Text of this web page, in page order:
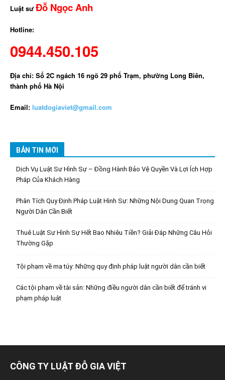
Luật sưĐỗ Ngọc Anh
Hotline:
0944.450.105
Địa chỉ: Số 2C ngách 16 ngõ 29 phố Trạm, phường Long Biên,
thành phố Hà Nội
Email: luatdogiaviet@gmail.com
BẢN TIN MỚI
Dịch Vụ Luật Sư Hình Sự – Đồng Hành Bảo Vệ Quyền Và Lợi Ích Hợp
Pháp Của Khách Hàng
Phân Tích Quy Định Pháp Luật Hình Sự: Những Nội Dung Quan Trọng
Người Dân Cần Biết
Thuê Luật Sư Hình Sự Hết Bao Nhiêu Tiền? Giải Đáp Những Câu Hỏi
Thường Gặp
Tội phạm về ma túy: Những quy định pháp luật người dân cần biết
Các tội phạm về tài sản: Những điều người dân cần biết để tránh vi
phạm pháp luật
CÔNG TY LUẬT ĐỖ GIA VIỆT